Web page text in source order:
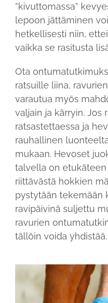
”kivuttomassa”
lepoon jättäminen
hetkellisesti niin,
vaikka se rasitusta
Ota
ratsuille liina,
varautua myös
valjain ja kärryin. Jos
ratsastettaessa ja
rauhallinen
mukaan. Hevoset
talvella on
riittävästä hokkien
pystytään tekemään
ravipäivinä suljettu
ravurien
tällöin voida yhdistää.